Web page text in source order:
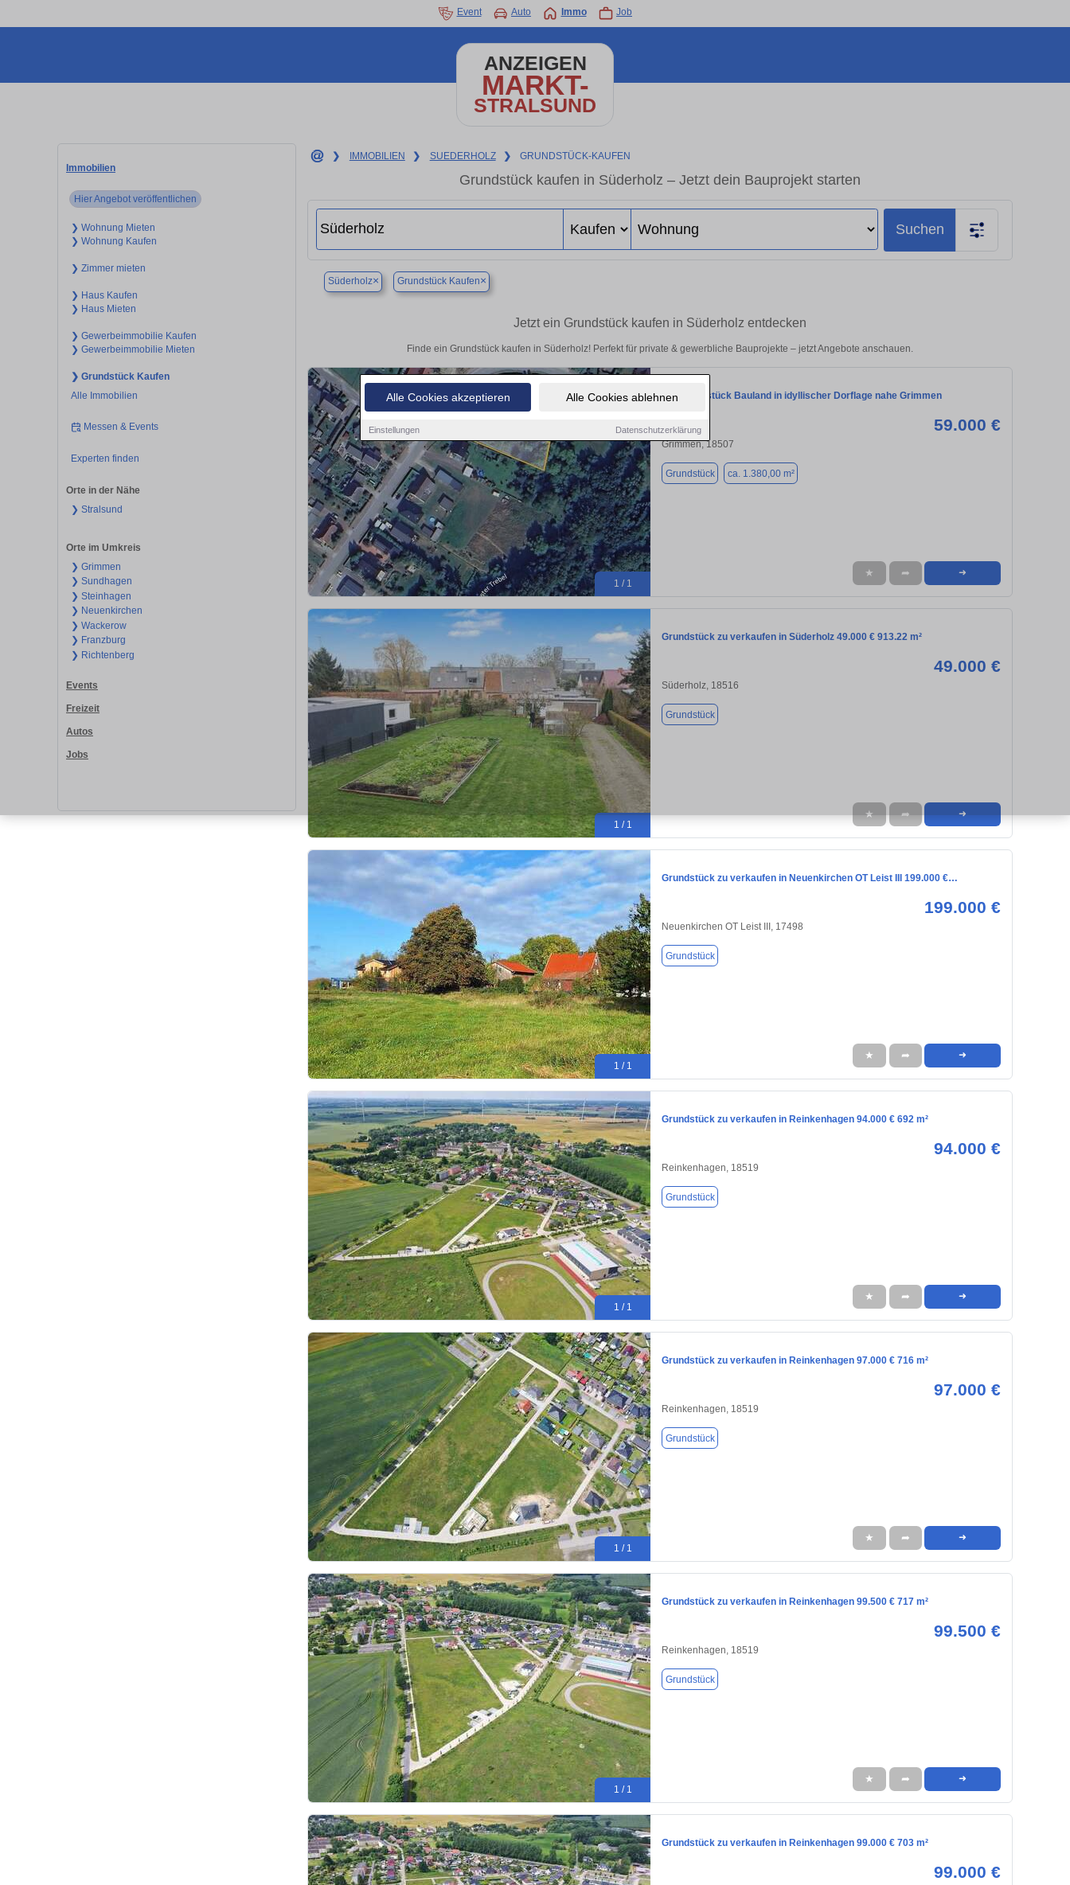
Alle Cookies akzeptieren Alle Cookies ablehnen
Einstellungen Datenschutzerklärung
Event Auto Immo Job
ANZEIGEN
MARKT-
STRALSUND
Immobilien
Hier Angebot veröffentlichen
❯ Wohnung Mieten
❯ Wohnung Kaufen
❯ Zimmer mieten
❯ Haus Kaufen
❯ Haus Mieten
❯ Gewerbeimmobilie Kaufen
❯ Gewerbeimmobilie Mieten
❯ Grundstück Kaufen
Alle Immobilien
Messen & Events
Experten finden
Orte in der Nähe
❯ Stralsund
Orte im Umkreis
❯ Grimmen
❯ Sundhagen
❯ Steinhagen
❯ Neuenkirchen
❯ Wackerow
❯ Franzburg
❯ Richtenberg
Events
Freizeit
Autos
Jobs
❯ IMMOBILIEN ❯ SUEDERHOLZ ❯ GRUNDSTÜCK-KAUFEN
Grundstück kaufen in Süderholz – Jetzt dein Bauprojekt starten
Suchen
Süderholz× Grundstück Kaufen×
Jetzt ein Grundstück kaufen in Süderholz entdecken
Finde ein Grundstück kaufen in Süderholz! Perfekt für private & gewerbliche Bauprojekte – jetzt Angebote anschauen.
1 / 1
Baugrundstück Bauland in idyllischer Dorflage nahe Grimmen
59.000 €
Grimmen, 18507
Grundstück ca. 1.380,00 m²
★ ➦ ➜
1 / 1
Grundstück zu verkaufen in Süderholz 49.000 € 913.22 m²
49.000 €
Süderholz, 18516
Grundstück
★ ➦ ➜
1 / 1
Grundstück zu verkaufen in Neuenkirchen OT Leist III 199.000 €…
199.000 €
Neuenkirchen OT Leist III, 17498
Grundstück
★ ➦ ➜
1 / 1
Grundstück zu verkaufen in Reinkenhagen 94.000 € 692 m²
94.000 €
Reinkenhagen, 18519
Grundstück
★ ➦ ➜
1 / 1
Grundstück zu verkaufen in Reinkenhagen 97.000 € 716 m²
97.000 €
Reinkenhagen, 18519
Grundstück
★ ➦ ➜
1 / 1
Grundstück zu verkaufen in Reinkenhagen 99.500 € 717 m²
99.500 €
Reinkenhagen, 18519
Grundstück
★ ➦ ➜
Grundstück zu verkaufen in Reinkenhagen 99.000 € 703 m²
99.000 €